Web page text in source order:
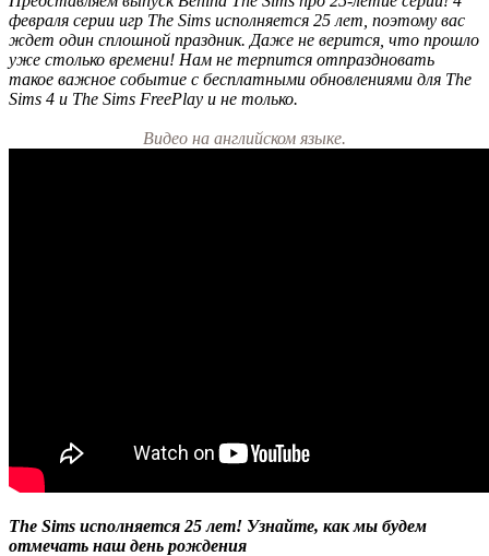
февраля серии игр The Sims исполняется 25 лет, поэтому вас
ждет один сплошной праздник. Даже не верится, что прошло
уже столько времени! Нам не терпится отпраздновать
такое важное событие с бесплатными обновлениями для The
Sims 4 и The Sims FreePlay и не только.
Видео на английском языке.
The Sims исполняется 25 лет! Узнайте, как мы будем
отмечать наш день рождения